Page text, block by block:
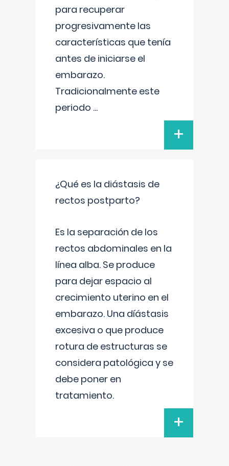
para recuperar
progresivamente las
características que tenía
antes de iniciarse el
embarazo.
Tradicionalmente este
periodo ...
+
¿Qué es la diástasis de
rectos postparto?
Es la separación de los
rectos abdominales en la
línea alba. Se produce
para dejar espacio al
crecimiento uterino en el
embarazo. Una díástasis
excesiva o que produce
rotura de estructuras se
considera patológica y se
debe poner en
tratamiento.
+